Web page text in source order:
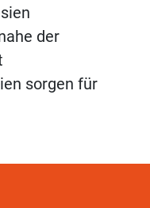
der
sorgen für